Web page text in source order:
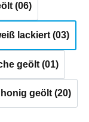
(06)
lackiert (03)
geölt (01)
geölt (20)